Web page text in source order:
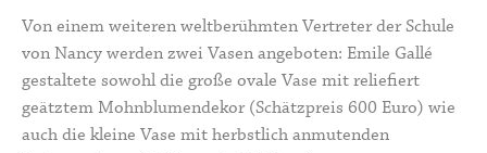
Von einem weiteren weltberühmten Vertreter der Schule
von Nancy werden zwei Vasen angeboten: Emile Gallé
gestaltete sowohl die große ovale Vase mit reliefiert
geätztem Mohnblumendekor (Schätzpreis 600 Euro) wie
auch die kleine Vase mit herbstlich anmutenden